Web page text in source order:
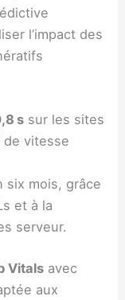
l’impact des
s sur les sites
de vitesse
six mois, grâce
et à la
serveur.
Vitals avec
aux